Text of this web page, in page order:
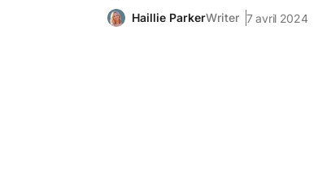
Haillie ParkerWriter 7 avril 2024